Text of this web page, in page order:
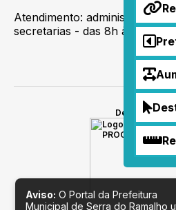
Atendimento: administrativo -
secretarias - das 8h às 17h.
Desenvolvido
Aviso: O Portal da Prefeitura
Municipal de Serra do Ramalho